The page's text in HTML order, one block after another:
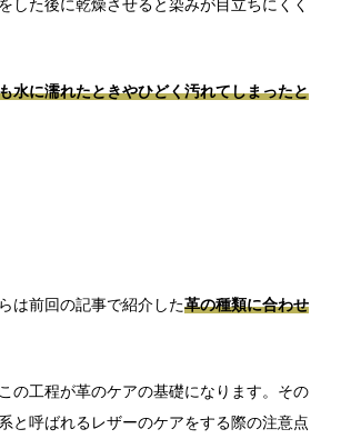
した後に乾燥させると染みが目立ちにくく
水に濡れたときやひどく汚れてしまったと
は前回の記事で紹介した革の種類に合わせ
の工程が革のケアの基礎になります。その
と呼ばれるレザーのケアをする際の注意点